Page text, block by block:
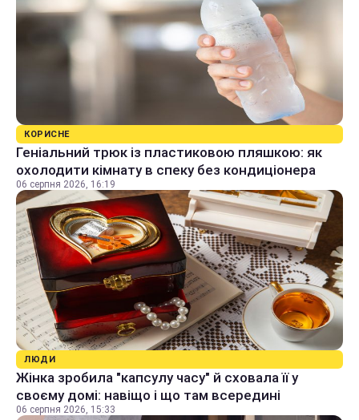
КОРИСНЕ
Геніальний трюк із пластиковою пляшкою: як
охолодити кімнату в спеку без кондиціонера
06 серпня 2026, 16:19
ЛЮДИ
Жінка зробила "капсулу часу" й сховала її у
своєму домі: навіщо і що там всередині
06 серпня 2026, 15:33